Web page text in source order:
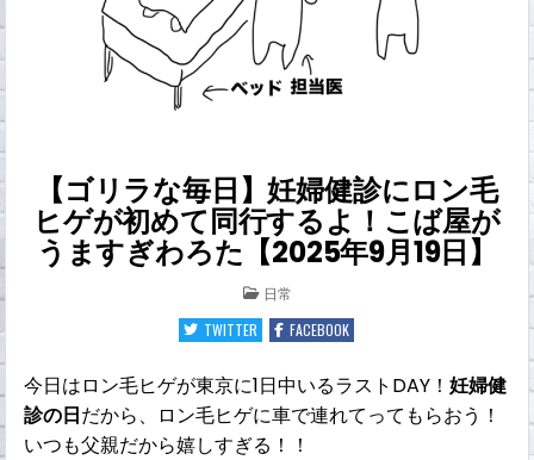
【ゴリラな毎日】妊婦健診にロン毛
ヒゲが初めて同行するよ！こば屋が
うますぎわろた【2025年9月19日】
POSTED
IN
日常
TWITTER
FACEBOOK
今日はロン毛ヒゲが東京に1日中いるラストDAY！妊婦健
診の日だから、ロン毛ヒゲに車で連れてってもらおう！
いつも父親だから嬉しすぎる！！